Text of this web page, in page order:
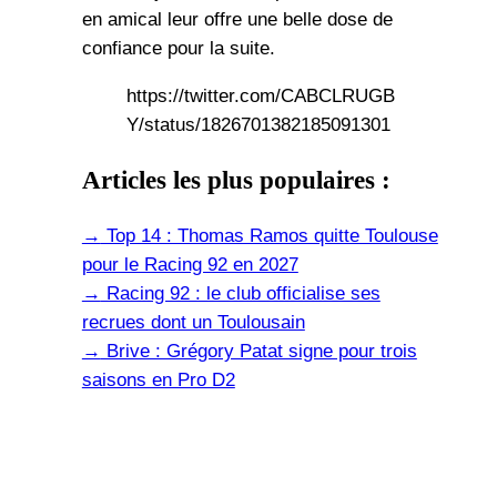
en amical leur offre une belle dose de
confiance pour la suite.
https://twitter.com/CABCLRUGB
Y/status/1826701382185091301
Articles les plus populaires :
→ Top 14 : Thomas Ramos quitte Toulouse
pour le Racing 92 en 2027
→ Racing 92 : le club officialise ses
recrues dont un Toulousain
→ Brive : Grégory Patat signe pour trois
saisons en Pro D2